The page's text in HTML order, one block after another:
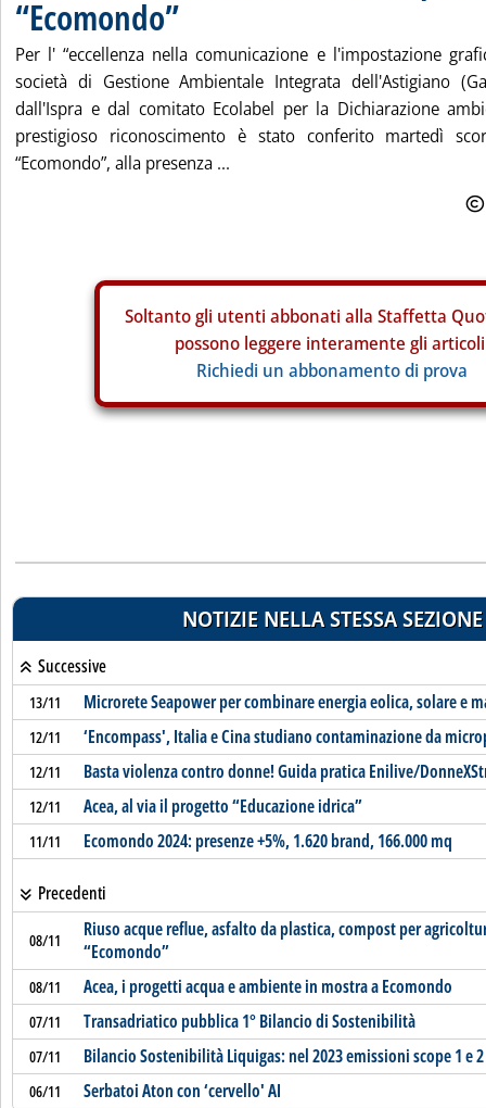
“Ecomondo”
Per l' “eccellenza nella comunicazione e l'impostazione
società di Gestione Ambientale Integrata dell'Astigiano
dall'Ispra e dal comitato Ecolabel per la Dichiarazione
prestigioso riconoscimento è stato conferito martedì
“Ecomondo”, alla presenza ...
Soltanto gli utenti abbonati alla Staffetta
possono leggere interamente gli
Richiedi un abbonamento di prova
NOTIZIE NELLA STESSA SEZIONE
Successive
13/11 Microrete Seapower per combinare energia eolica, solare e
12/11 ‘Encompass', Italia e Cina studiano contaminazione da
12/11 Basta violenza contro donne! Guida pratica Enilive/
12/11 Acea, al via il progetto “Educazione idrica”
11/11 Ecomondo 2024: presenze +5%, 1.620 brand, 166.000 mq
Precedenti
08/11
Riuso acque reflue, asfalto da plastica, compost per
“Ecomondo”
08/11 Acea, i progetti acqua e ambiente in mostra a Ecomondo
07/11 Transadriatico pubblica 1° Bilancio di Sostenibilità
07/11 Bilancio Sostenibilità Liquigas: nel 2023 emissioni scope 1 e
06/11 Serbatoi Aton con ‘cervello' AI